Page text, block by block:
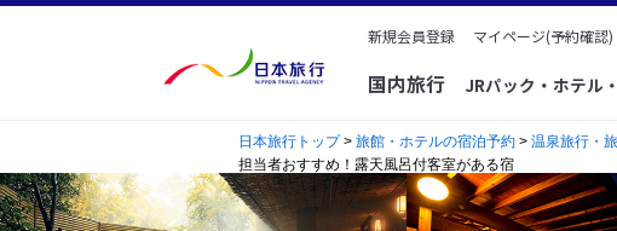
新規会員登録 マイページ(予約確認)
国内旅行 JRパック・ホテル
日本旅行トップ> 旅館・ホテルの宿泊予約 > 温泉旅行・
担当者おすすめ！露天風呂付客室がある宿